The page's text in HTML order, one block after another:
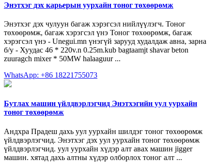
Энэтхэг дэх карьерын уурхайн тоног төхөөрөмж
Энэтхэг дэх чулуун багаж хэрэгсэл нийлүүлэгч. Тоног
төхөөрөмж, багаж хэрэгсэл үнэ Тоног төхөөрөмж, багаж
хэрэгсэл үнэ - Unegui.mn үнэгүй зарууд худалдаж авна, зарна
б/у - Хуудас 46 * 220v.n 0.25m.kub bagtaamjt shavar beton
zuuragch mixer * 50MW halaaguur ...
WhatsApp: +86 18221755073
Бутлах машин үйлдвэрлэгчид Энэтхэгийн уул уурхайн
тоног төхөөрөмж
Андхра Прадеш дахь уул уурхайн шилдэг тоног төхөөрөмж
үйлдвэрлэгчид. Энэтхэг дэх уул уурхайн тоног төхөөрөмж
үйлдвэрлэгчид. уул уурхайн хүдэр алт авах машин jigger
машин. хятад дахь алтны хүдэр олборлох тоног алт ...